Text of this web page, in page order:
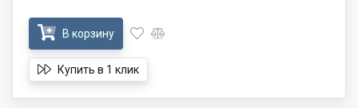
В корзину
Купить в 1 клик